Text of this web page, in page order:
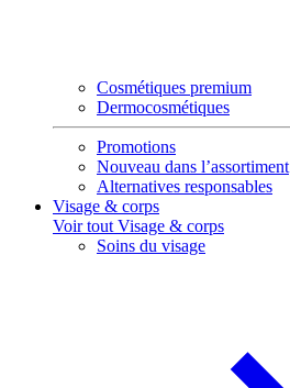
Cosmétiques premium
Dermocosmétiques
Promotions
Nouveau dans l’assortiment
Alternatives responsables
Visage & corps
Voir tout Visage & corps
Soins du visage